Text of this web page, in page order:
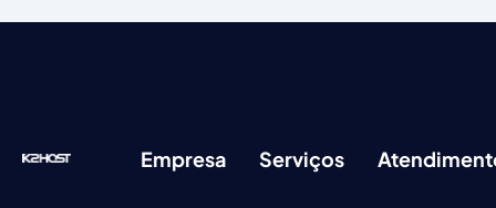
Empresa Serviços